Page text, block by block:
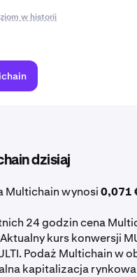
w historii
dzisiaj
Multichain wynosi0,071
24 godzin cena
kurs konwersji
Podaż Multichain w
kapitalizacja